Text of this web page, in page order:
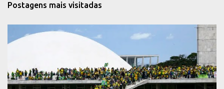
á
r
i
Postagens mais visitadas